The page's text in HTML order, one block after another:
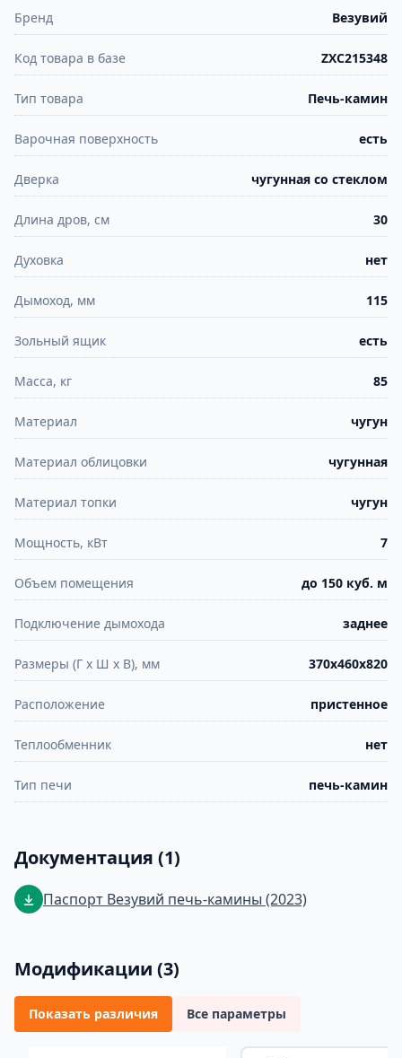
Бренд Везувий
Код товара в базе ZXC215348
Тип товара Печь-камин
Варочная поверхность есть
Дверка чугунная со стеклом
Длина дров, см 30
Духовка нет
Дымоход, мм 115
Зольный ящик есть
Масса, кг 85
Материал чугун
Материал облицовки чугунная
Материал топки чугун
Мощность, кВт 7
Объем помещения до 150 куб. м
Подключение дымохода заднее
Размеры (Г х Ш х В), мм 370х460х820
Расположение пристенное
Теплообменник нет
Тип печи печь-камин
Документация (1)
Паспорт Везувий печь-камины (2023)
Модификации (3)
Показать различия Все параметры